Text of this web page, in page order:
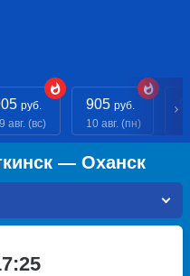
руб.
авг. (вс)
905 руб.
10 авг. (пн)
— Оханск